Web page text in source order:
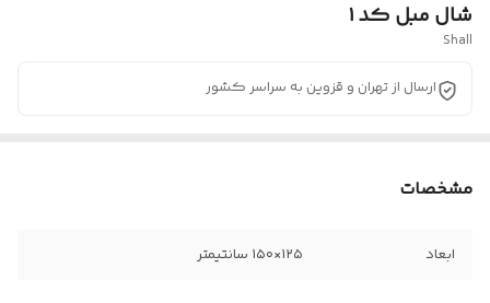
شال مبل کد ۱
Shall
ارسال از تهران و قزوین به سراسر کشور
مشخصات
ابعاد ۱۲۵×۱۵۰ سانتیمتر